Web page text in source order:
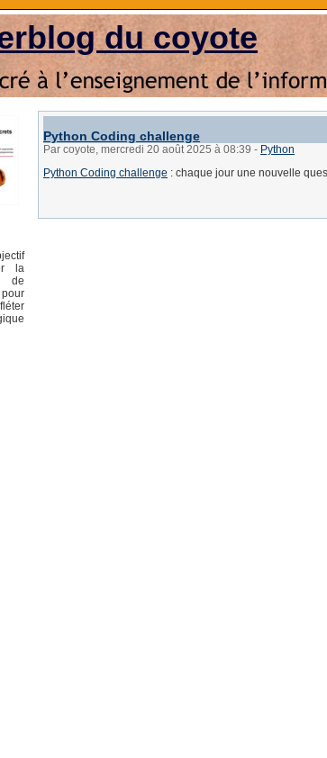
du coyote
la
de
Python Coding challenge
Par coyote, mercredi 20 août 2025 à 08:39 - Python
Python Coding challenge : chaque jour une nouvelle